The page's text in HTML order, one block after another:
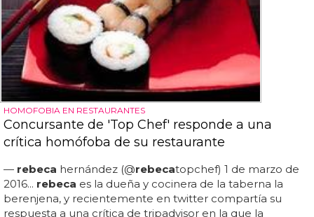
HOMOFOBIA EN RESTAURANTES
Concursante de 'Top Chef' responde a una
crítica homófoba de su restaurante
— rebeca hernández (@rebecatopchef) 1 de marzo de
2016... rebeca es la dueña y cocinera de la taberna la
berenjena, y recientemente en twitter compartía su
respuesta a una crítica de tripadvisor en la que la